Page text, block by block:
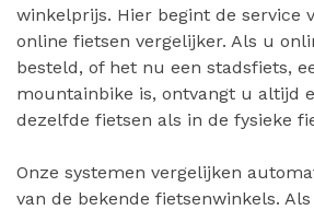
winkelprijs. Hier begint de service
online fietsen vergelijker. Als u
besteld, of het nu een stadsfiets,
mountainbike is, ontvangt u altijd
dezelfde fietsen als in de fysieke
Onze systemen vergelijken
van de bekende fietsenwinkels. Als